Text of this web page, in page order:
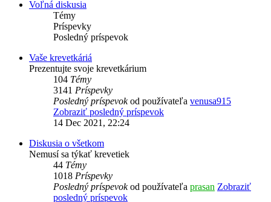
Voľná diskusia
Témy
Príspevky
Posledný príspevok
Vaše krevetkáriá
Prezentujte svoje krevetkárium
104 Témy
3141 Príspevky
Posledný príspevokod používateľa venusa915
Zobraziť posledný príspevok
14 Dec 2021, 22:24
Diskusia o všetkom
Nemusí sa týkať krevetiek
44 Témy
1018 Príspevky
Posledný príspevokod používateľa prasan Zobraziť
posledný príspevok